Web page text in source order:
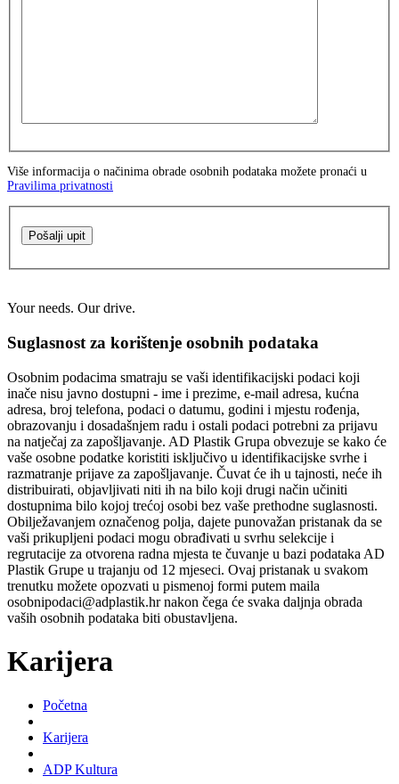
Više informacija o načinima obrade osobnih podataka možete pronaći u
Pravilima privatnosti
Pošalji upit
Your needs. Our drive.
Suglasnost za korištenje osobnih podataka
Osobnim podacima smatraju se vaši identifikacijski podaci koji
inače nisu javno dostupni - ime i prezime, e-mail adresa, kućna
adresa, broj telefona, podaci o datumu, godini i mjestu rođenja,
obrazovanju i dosadašnjem radu i ostali podaci potrebni za prijavu
na natječaj za zapošljavanje. AD Plastik Grupa obvezuje se kako će
vaše osobne podatke koristiti isključivo u identifikacijske svrhe i
razmatranje prijave za zapošljavanje. Čuvat će ih u tajnosti, neće ih
distribuirati, objavljivati niti ih na bilo koji drugi način učiniti
dostupnima bilo kojoj trećoj osobi bez vaše prethodne suglasnosti.
Obilježavanjem označenog polja, dajete punovažan pristanak da se
vaši prikupljeni podaci mogu obrađivati u svrhu selekcije i
regrutacije za otvorena radna mjesta te čuvanje u bazi podataka AD
Plastik Grupe u trajanju od 12 mjeseci. Ovaj pristanak u svakom
trenutku možete opozvati u pismenoj formi putem maila
osobnipodaci@adplastik.hr nakon čega će svaka daljnja obrada
vaših osobnih podataka biti obustavljena.
Karijera
Početna
Karijera
ADP Kultura